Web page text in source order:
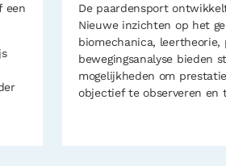
een
De paardensport
Nieuwe inzichten op het
biomechanica, leertheorie,
bewegingsanalyse bieden
mogelijkheden om
objectief te observeren en